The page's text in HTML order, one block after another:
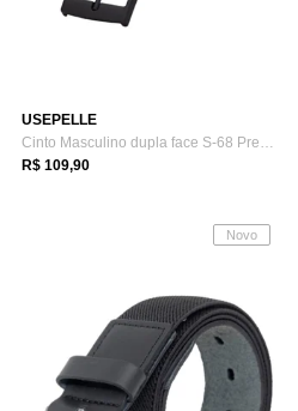
USEPELLE
Cinto Masculino dupla face S-68 Preto/Café
R$ 109,90
Novo